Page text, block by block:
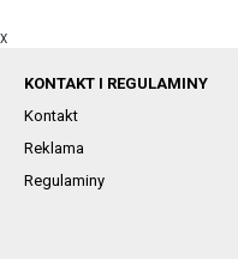
X
KONTAKT I REGULAMINY
Kontakt
Reklama
Regulaminy